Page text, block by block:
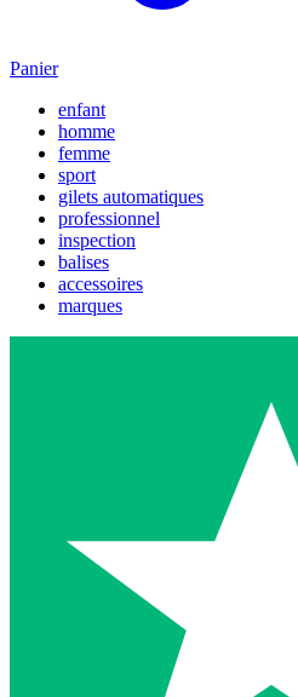
Panier
enfant
homme
femme
sport
gilets automatiques
professionnel
inspection
balises
accessoires
marques